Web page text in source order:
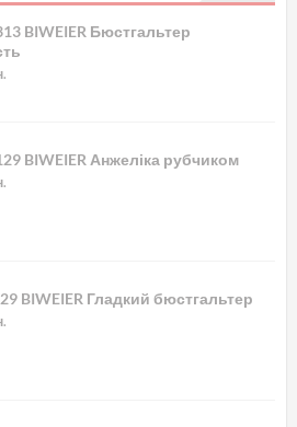
BIWEIER Бюстгальтер
BIWEIER Анжеліка рубчиком
BIWEIER Гладкий бюстгальтер